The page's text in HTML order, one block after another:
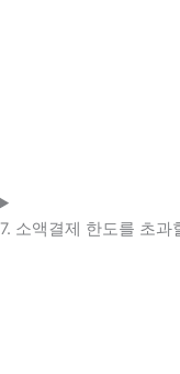
7. 소액결제 한도를 초